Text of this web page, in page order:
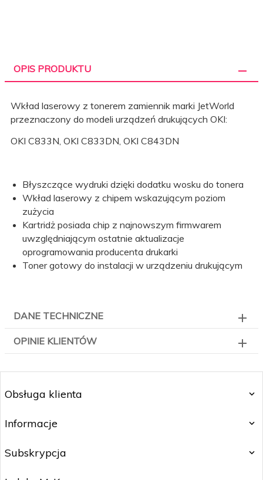
OPIS PRODUKTU
Wkład laserowy z tonerem zamiennik marki JetWorld
przeznaczony do modeli urządzeń drukujących OKI:
OKI C833N, OKI C833DN, OKI C843DN
Błyszczące wydruki dzięki dodatku wosku do tonera
Wkład laserowy z chipem wskazującym poziom
zużycia
Kartridż posiada chip z najnowszym firmwarem
uwzględniającym ostatnie aktualizacje
oprogramowania producenta drukarki
Toner gotowy do instalacji w urządzeniu drukującym
DANE TECHNICZNE
OPINIE KLIENTÓW
Obsługa klienta
Informacje
Subskrypcja